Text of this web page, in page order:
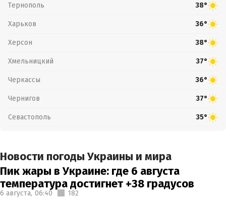
Тернополь 38°
Харьков 36°
Херсон 38°
Хмельницкий 37°
Черкассы 36°
Чернигов 37°
Севастополь 35°
Новости погоды Украины и мира
Пик жары в Украине: где 6 августа
температура достигнет +38 градусов
6 августа, 06:40 182